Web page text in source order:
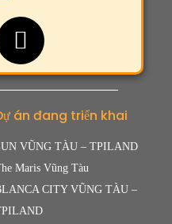
án đang triển khai
VŨNG TÀU – TPILAND
Maris Vũng Tàu
CITY VŨNG TÀU –